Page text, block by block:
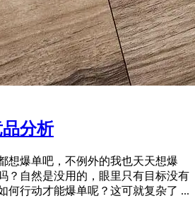
分析
想爆单吧，不例外的我也天天想爆
？自然是没用的，眼里只有目标没有
何行动才能爆单呢？这可就复杂了 ...